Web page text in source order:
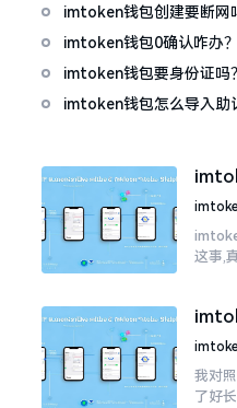
imtoken钱包创建要断网
imtoken钱包0确认咋办
imtoken钱包要身份证吗
imtoken钱包怎么导入助
解决
这事,
大家
谁更
我对
了好